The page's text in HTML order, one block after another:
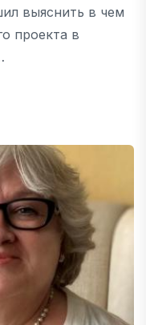
выяснить в чем
проекта в